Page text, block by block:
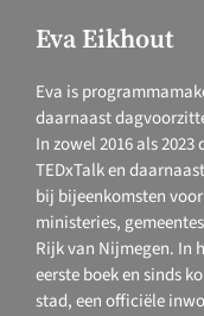
Eva Eikhout
Eva is
daarnaast
In zowel 2016 als
TEDxTalk en
bij bijeenkomsten
ministeries,
Rijk van Nijmegen. In
eerste boek en sinds
stad, een officiële